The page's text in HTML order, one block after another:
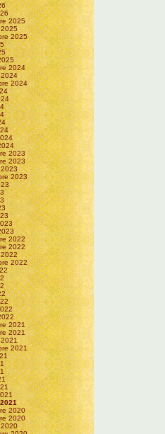
2025
2025
2024
2024
2023
2023
2023
2022
2022
2022
2021
2021
2021
2020
2020